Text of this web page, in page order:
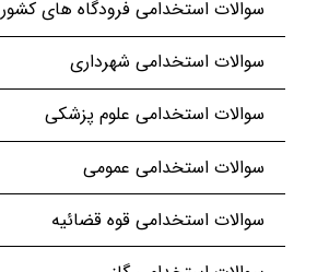
سوالات استخدامی فرودگاه های کشور
سوالات استخدامی شهرداری
سوالات استخدامی علوم پزشکی
سوالات استخدامی عمومی
سوالات استخدامی قوه قضائیه